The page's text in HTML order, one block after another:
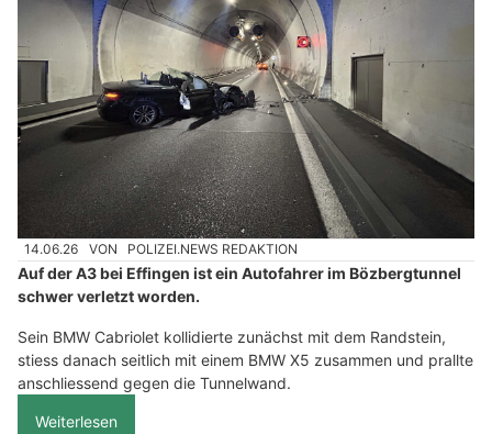
14.06.26 VON POLIZEI.NEWS REDAKTION
Auf der A3 bei Effingen ist ein Autofahrer im Bözbergtunnel
schwer verletzt worden.
Sein BMW Cabriolet kollidierte zunächst mit dem Randstein,
stiess danach seitlich mit einem BMW X5 zusammen und prallte
anschliessend gegen die Tunnelwand.
Weiterlesen